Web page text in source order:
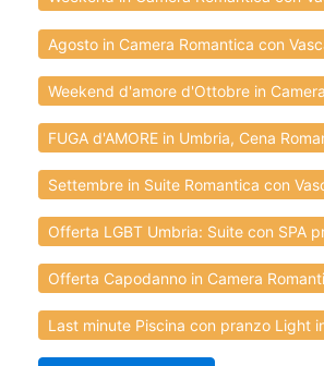
Agosto in Camera Romantica con
Weekend d'amore d'Ottobre in
FUGA d'AMORE in Umbria, Cena
Settembre in Suite Romantica con
Offerta LGBT Umbria: Suite con SPA
Offerta Capodanno in Camera
Last minute Piscina con pranzo Light